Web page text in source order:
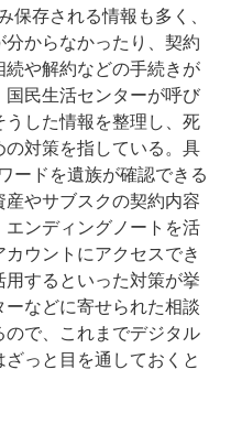
保存される情報も多く、
からなかったり、契約
や解約などの手続きが
民生活センターが呼び
した情報を整理し、死
対策を指している。具
ードを遺族が確認できる
やサブスクの契約内容
ンディングノートを活
ウントにアクセスでき
するといった対策が挙
などに寄せられた相談
で、これまでデジタル
っと目を通しておくと